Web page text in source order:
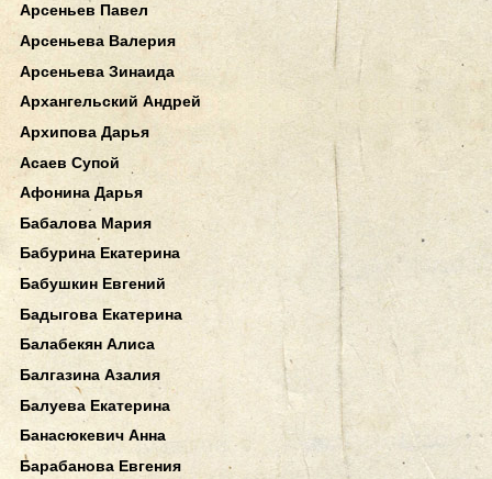
Арсеньев Павел
Арсеньева Валерия
Арсеньева Зинаида
Архангельский Андрей
Архипова Дарья
Асаев Супой
Афонина Дарья
Бабалова Мария
Бабурина Екатерина
Бабушкин Евгений
Бадыгова Екатерина
Балабекян Алиса
Балгазина Азалия
Балуева Екатерина
Банасюкевич Анна
Барабанова Евгения